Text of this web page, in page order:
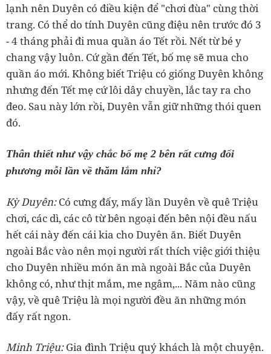
lạnh nên Duyên có điều kiện để "chơi đùa" cùng thời
trang. Có thể do tính Duyên cũng điệu nên trước đó 3
- 4 tháng phải đi mua quần áo Tết rồi. Nết từ bé y
chang vậy luôn. Cứ gần đến Tết, bố mẹ sẽ mua cho
quần áo mới. Không biết Triệu có giống Duyên không
nhưng đến Tết mẹ cứ lôi dây chuyền, lắc tay ra cho
đeo. Sau này lớn rồi, Duyên vẫn giữ những thói quen
phương mỗi lần về thăm lắm nhỉ?
‏Kỳ Duyên:Có cưng đấy, mấy lần Duyên về quê Triệu
chơi, các dì, các cô từ bên ngoại đến bên nội đều nấu
hết cái này đến cái kia cho Duyên ăn. Biết Duyên
ngoài Bắc vào nên mọi người rất thích việc giới thiệu
cho Duyên nhiều món ăn mà ngoài Bắc của Duyên
không có, như thịt mắm, me ngâm,... Năm nào cũng
vậy, về quê Triệu là mọi người đều ăn những món
‏Minh Triệu:Gia đình Triệu quý khách là một chuyện.